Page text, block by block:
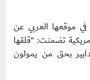
في 4 يناير 2011 نشرت الـ CNN في موقعها العربي عن
تضمنت: “قلقها
بحق من يمولون